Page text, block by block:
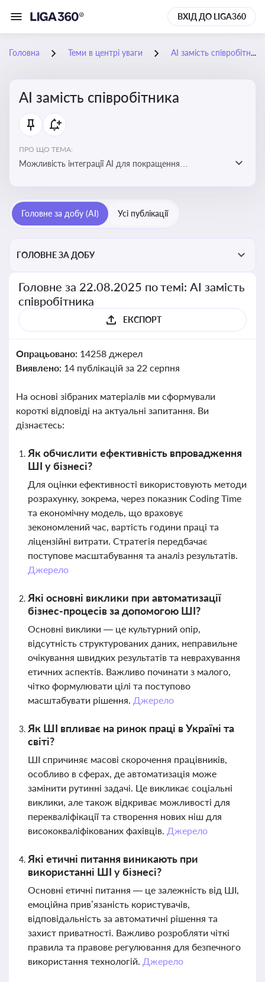
ВХІД ДО LIGA360
Головна Теми в центрі уваги АІ замість співробітника
АІ замість співробітника
ПРО ЩО ТЕМА:
Можливість інтеграції АІ для покращення
Головне за добу (AI) Усі публікації
ГОЛОВНЕ ЗА ДОБУ
Головне за 22.08.2025 по темі: АІ замість
співробітника
ЕКСПОРТ
Опрацьовано: 14258 джерел
Виявлено: 14 публікацій за 22 серпня
На основі зібраних матеріалів ми сформували
короткі відповіді на актуальні запитання. Ви
дізнаєтесь:
Як обчислити ефективність впровадження
ШІ у бізнесі?
Для оцінки ефективності використовують методи
розрахунку, зокрема, через показник Coding Time
та економічну модель, що враховує
зекономлений час, вартість години праці та
ліцензійні витрати. Стратегія передбачає
поступове масштабування та аналіз результатів.
Джерело
Які основні виклики при автоматизації
бізнес-процесів за допомогою ШІ?
Основні виклики — це культурний опір,
відсутність структурованих даних, неправильне
очікування швидких результатів та неврахування
етичних аспектів. Важливо починати з малого,
чітко формулювати цілі та поступово
масштабувати рішення. Джерело
Як ШІ впливає на ринок праці в Україні та
світі?
ШІ спричиняє масові скорочення працівників,
особливо в сферах, де автоматизація може
замінити рутинні задачі. Це викликає соціальні
виклики, але також відкриває можливості для
перекваліфікації та створення нових ніш для
висококваліфікованих фахівців. Джерело
Які етичні питання виникають при
використанні ШІ у бізнесі?
Основні етичні питання — це залежність від ШІ,
емоційна прив’язаність користувачів,
відповідальність за автоматичні рішення та
захист приватності. Важливо розробляти чіткі
правила та правове регулювання для безпечного
використання технологій. Джерело